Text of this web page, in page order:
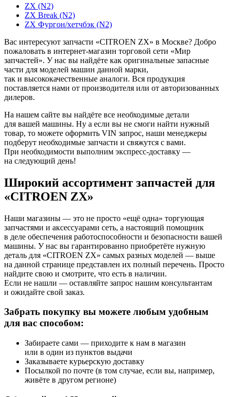
ZX (N2)
ZX Break (N2)
ZX Фургон/хетчбэк (N2)
Вас интересуют запчасти «CITROEN ZX» в Москве? Добро
пожаловать в интернет-магазин торговой сети «Мир
запчастей». У нас вы найдёте как оригинальные запасные
части для моделей машин данной марки,
так и высококачественные аналоги. Вся продукция
поставляется нами от производителя или от авторизованных
дилеров.
На нашем сайте вы найдёте все необходимые детали
для вашей машины. Ну а если вы не смоги найти нужный
товар, то можете оформить VIN запрос, наши менеджеры
подберут необходимые запчасти и свяжутся с вами.
При необходимости выполним экспресс-доставку —
на следующий день!
Широкий ассортимент запчастей для
«CITROEN ZX»
Наши магазины — это не просто «ещё одна» торгующая
запчастями и аксессуарами сеть, а настоящий помощник
в деле обеспечения работоспособности и безопасности вашей
машины. У нас вы гарантированно приобретёте нужную
деталь для «CITROEN ZX» самых разных моделей — выше
на данной странице представлен их полный перечень. Просто
найдите свою и смотрите, что есть в наличии.
Если не нашли — оставляйте запрос нашим консультантам
и ожидайте свой заказ.
Забрать покупку вы можете любым удобным
для вас способом:
Забираете сами — приходите к нам в магазин
или в один из пунктов выдачи
Заказываете курьерскую доставку
Посылкой по почте (в том случае, если вы, например,
живёте в другом регионе)